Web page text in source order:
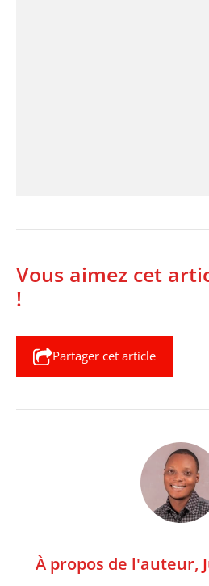
Vous aimez cet
!
Partager cet article
À propos de l'auteur,